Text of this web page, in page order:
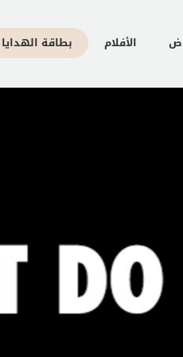
الأفلام بطاقة الهدايا